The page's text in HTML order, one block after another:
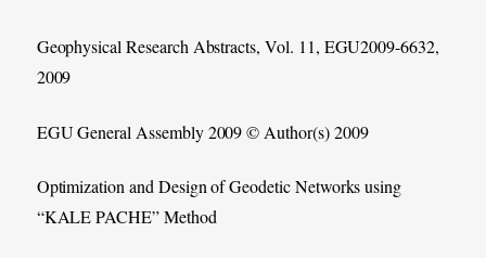
Geophysical Research Abstracts, Vol. 11, EGU2009-6632,
2009
EGU General Assembly 2009 © Author(s) 2009
Optimization and Design of Geodetic Networks using
“KALE PACHE” Method